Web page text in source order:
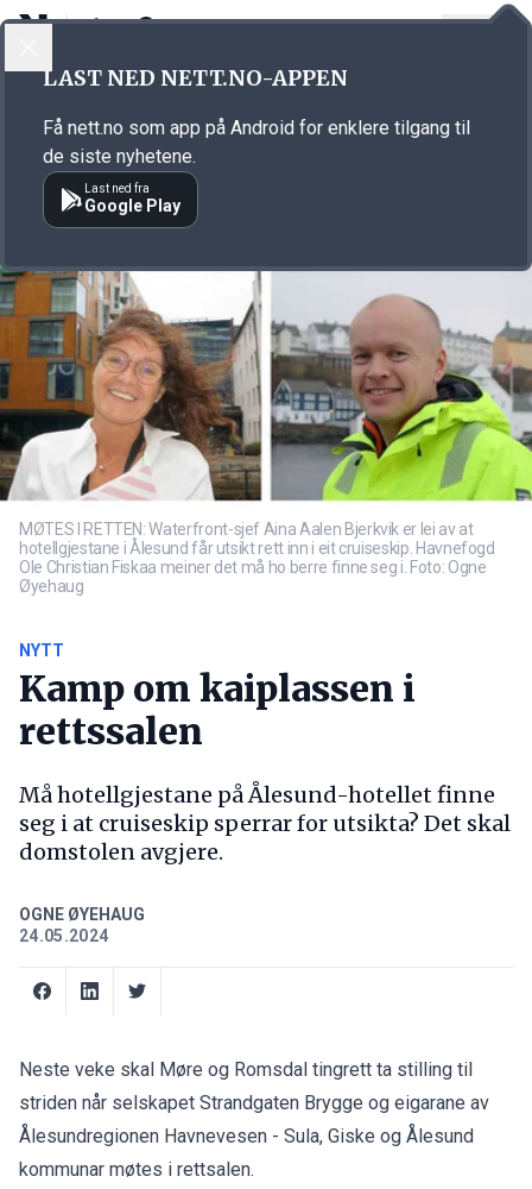
Annonsørinnhold
MØTES I RETTEN: Waterfront-sjef Aina Aalen Bjerkvik er lei av at
hotellgjestane i Ålesund får utsikt rett inn i eit cruiseskip. Havnefogd
Ole Christian Fiskaa meiner det må ho berre finne seg i. Foto: Ogne
Øyehaug
NYTT
Kamp om kaiplassen i
rettssalen
Må hotellgjestane på Ålesund-hotellet finne
seg i at cruiseskip sperrar for utsikta? Det skal
domstolen avgjere.
OGNE ØYEHAUG
24.05.2024
Neste veke skal Møre og Romsdal tingrett ta stilling til
striden når selskapet Strandgaten Brygge og eigarane av
Ålesundregionen Havnevesen - Sula, Giske og Ålesund
kommunar møtes i rettsalen.
LAST NED NETT.NO-APPEN
Få nett.no som app på Android for enklere tilgang til
de siste nyhetene.
Last ned fra
Google Play